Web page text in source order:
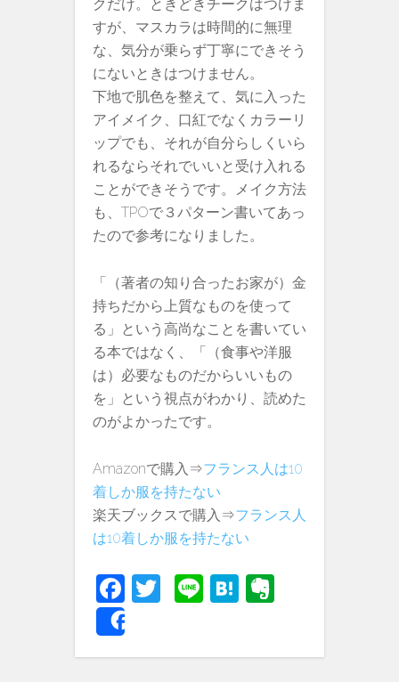
クだけ。ときどきチークはつけま
すが、マスカラは時間的に無理
な、気分が乗らず丁寧にできそう
にないときはつけません。
下地で肌色を整えて、気に入った
アイメイク、口紅でなくカラーリ
ップでも、それが自分らしくいら
れるならそれでいいと受け入れる
ことができそうです。メイク方法
も、TPOで３パターン書いてあっ
たので参考になりました。
「（著者の知り合ったお家が）金
持ちだから上質なものを使って
る」という高尚なことを書いてい
る本ではなく、「（食事や洋服
は）必要なものだからいいもの
を」という視点がわかり、読めた
のがよかったです。
Amazonで購入⇒フランス人は10
着しか服を持たない
楽天ブックスで購入⇒フランス人
は10着しか服を持たない
Fa
T
Li
H